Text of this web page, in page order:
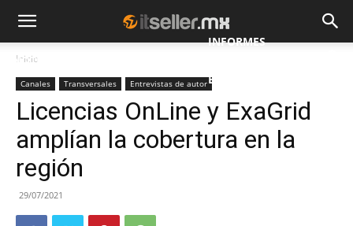
NOTICIAS
INFORMES
ESPECIALES
Inicio
Canales Transversales Entrevistas de autor
Licencias OnLine y ExaGrid
amplían la cobertura en la
región
29/07/2021